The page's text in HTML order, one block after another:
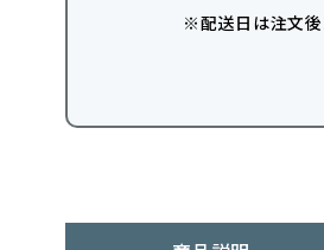
※配送日は注文後